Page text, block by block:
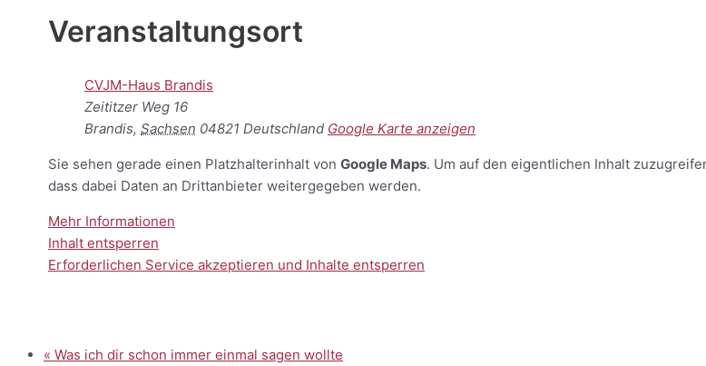
Veranstaltungsort
CVJM-Haus Brandis
Zeititzer Weg 16
Brandis, Sachsen 04821 Deutschland Google Karte anzeigen
Sie sehen gerade einen Platzhalterinhalt von Google Maps. Um auf den eigentlichen Inhalt
dass dabei Daten an Drittanbieter weitergegeben werden.
Mehr Informationen
Inhalt entsperren
Erforderlichen Service akzeptieren und Inhalte entsperren
« Was ich dir schon immer einmal sagen wollte